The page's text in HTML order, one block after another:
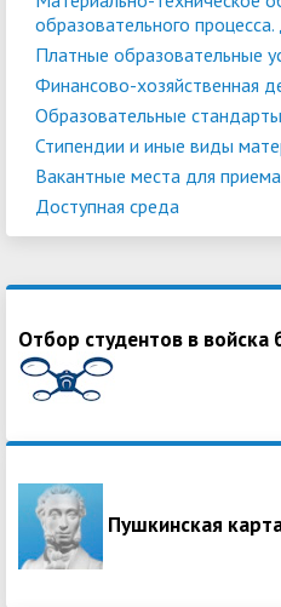
образовательного
Платные образовательные
Финансово-хозяйственная
Образовательные стандарты
Стипендии и иные виды
Вакантные места для
Доступная среда
Отбор студентов в войска
Пушкинская